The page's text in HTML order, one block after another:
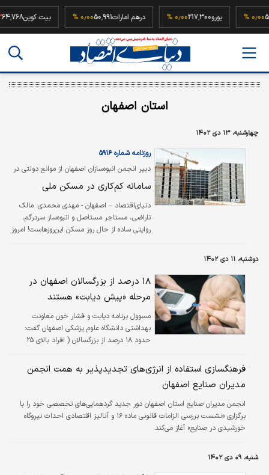
یورو217,300 درهم امارات50,991 بیت کوین
استان اصفهان
چهارشنبه، ۱۳ دی ۱۴۰۲
دبیر انجمن انبوه‌سازان اصفهان از موانع دولتی در
ساخت‌وساز گلایه کرد
روزنامه شماره ۵۹۱۶
سامانه کم‌کاری در مسکن ملی
دنیای‌اقتصاد – اصفهان - مهدی محمدی: مالک
ناراضی، مستاجر مستاصل و انبوه‌ساز سردرگم،
روایتی ساده از حال روز مسکن این‌روزهاست! امروز
این معضل ساماندهی و تسهیل در ساخت‌وسازها
و اجرای طرح نهضت ملی مسکن در کنار استفاده
از ظرفیت‌های موجود بخش‌خصوصی است.
دوشنبه، ۱۱ دی ۱۴۰۲
۱۸ درصد از بزرگسالان اصفهان در
مرحله «پیش دیابت» هستند
مسوول برنامه دیابت و فشار خون معاونت
بهداشتی دانشگاه علوم پزشکی اصفهان گفت:
حدود ۱۸ درصد از بزرگسالان ( افراد بالای ۲۵
هستند که شناسایی به موقع آنها از اهمیت
خاصی برخوردار است.
فرهنگسازی استفاده از انرژی‌های تجدیدپذیر به همت انجمن
مدیران صنایع اصفهان
انجمن مدیران صنایع استان اصفهان دور جدید گردهمایی‌های تخصصی خود را با
برگزاری «نشست بررسی الزامات قانونی ماده ۱۶ و آنالیز اقتصادی احداث نیروگاه
خورشیدی در صنایع» آغاز می‌کند.
شنبه، ۰۹ دی ۱۴۰۲